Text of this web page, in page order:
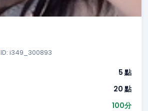
ID: i349_300893
5 點
20 點
100分